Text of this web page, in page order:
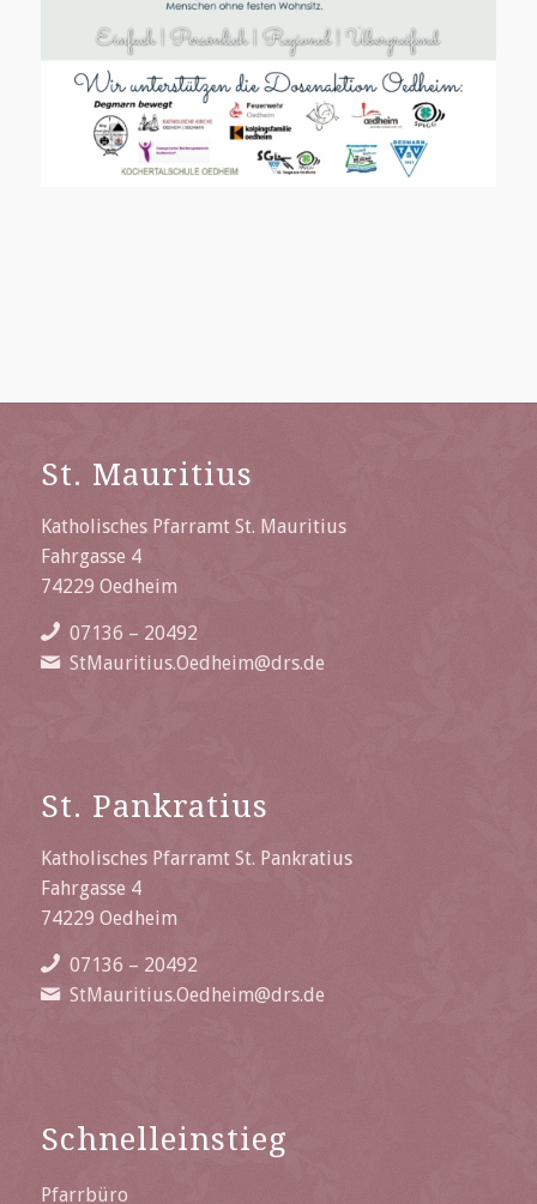
St. Mauritius
Katholisches Pfarramt St. Mauritius
Fahrgasse 4
74229 Oedheim
07136 – 20492
StMauritius.Oedheim@drs.de
St. Pankratius
Katholisches Pfarramt St. Pankratius
Fahrgasse 4
74229 Oedheim
07136 – 20492
StMauritius.Oedheim@drs.de
Schnelleinstieg
Pfarrbüro